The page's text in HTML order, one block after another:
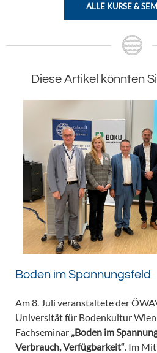
ALLE KURSE &
Diese Artikel könnten
Boden im Spannungsfeld
Am 8. Juli veranstaltete der
Universität für Bodenkultur
Fachseminar „Boden im
Verbrauch, Verfügbarkeit“ . Im